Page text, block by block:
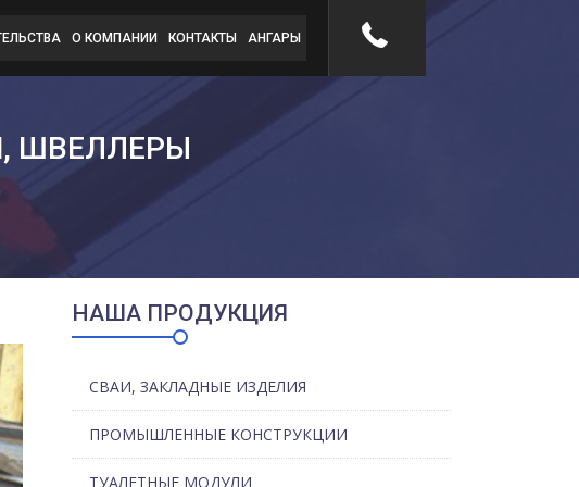
О КОМПАНИИ КОНТАКТЫ АНГАРЫ
ШВЕЛЛЕРЫ
НАША ПРОДУКЦИЯ
СВАИ, ЗАКЛАДНЫЕ ИЗДЕЛИЯ
ПРОМЫШЛЕННЫЕ КОНСТРУКЦИИ
ТУАЛЕТНЫЕ МОДУЛИ